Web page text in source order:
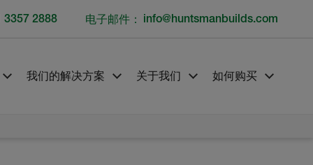
我们的解决方案 关于我们 如何购买
3357 2888 电子邮件： info@huntsmanbuilds.com